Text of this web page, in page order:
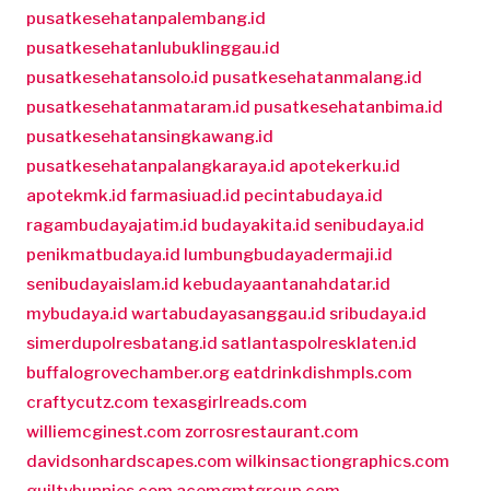
pusatkesehatanpalembang.id
pusatkesehatanlubuklinggau.id
pusatkesehatansolo.id pusatkesehatanmalang.id
pusatkesehatanmataram.id pusatkesehatanbima.id
pusatkesehatansingkawang.id
pusatkesehatanpalangkaraya.id apotekerku.id
apotekmk.id farmasiuad.id pecintabudaya.id
ragambudayajatim.id budayakita.id senibudaya.id
penikmatbudaya.id lumbungbudayadermaji.id
senibudayaislam.id kebudayaantanahdatar.id
mybudaya.id wartabudayasanggau.id sribudaya.id
simerdupolresbatang.id satlantaspolresklaten.id
buffalogrovechamber.org eatdrinkdishmpls.com
craftycutz.com texasgirlreads.com
williemcginest.com zorrosrestaurant.com
davidsonhardscapes.com wilkinsactiongraphics.com